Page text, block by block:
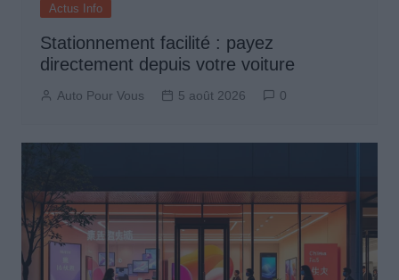
Actus Info
Stationnement facilité : payez
directement depuis votre voiture
Auto Pour Vous 5 août 2026 0